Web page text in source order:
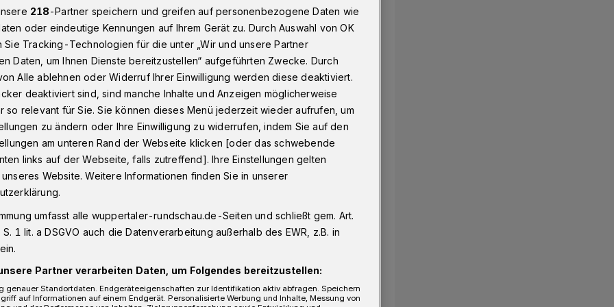
Vision für eine „neue“ Loher Straße in Wuppertal-Unterbarmen
„neue“ Loher
Wuppertal“ organisiert für den 14.
Uhr eine Versammlung unter dem
Dabei soll die Umgestaltung der
und erlebbar erprobt werden.
218-Partner speichern und greifen auf personenbezogene Daten wie
oder eindeutige Kennungen auf Ihrem Gerät zu. Durch Auswahl von OK
Sie Tracking-Technologien für die unter „Wir und unsere Partner
Daten, um Ihnen Dienste bereitzustellen“ aufgeführten Zwecke. Durch
Alle ablehnen oder Widerruf Ihrer Einwilligung werden diese deaktiviert.
deaktiviert sind, sind manche Inhalte und Anzeigen möglicherweise
so relevant für Sie. Sie können dieses Menü jederzeit wieder aufrufen, um
zu ändern oder Ihre Einwilligung zu widerrufen, indem Sie auf den
am unteren Rand der Webseite klicken [oder das schwebende
links auf der Webseite, falls zutreffend]. Ihre Einstellungen gelten
Website. Weitere Informationen finden Sie in unserer
umfasst alle wuppertaler-rundschau.de-Seiten und schließt gem. Art.
1 lit. a DSGVO auch die Datenverarbeitung außerhalb des EWR, z.B. in
Partner verarbeiten Daten, um Folgendes bereitzustellen:
genauer Standortdaten. Endgeräteeigenschaften zur Identifikation aktiv abfragen. Speichern
auf Informationen auf einem Endgerät. Personalisierte Werbung und Inhalte, Messung von